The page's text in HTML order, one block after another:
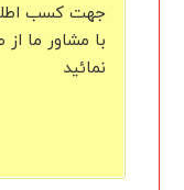
جهت کسب
با مشاور ما
نمائید